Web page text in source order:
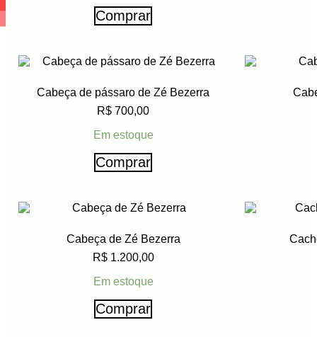
Comprar
Cabeça de pássaro de Zé Bezerra
R$ 700,00
Em estoque
Comprar
Cabeça de Zé Bezerra
R$1.200,00
Em estoque
Comprar